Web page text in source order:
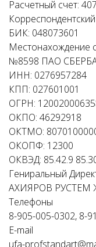
Расчетный счет:
БИК: 048073601
№8598 ПАО
ИНН: 0276957284
КПП: 027601001
ОГРН:
ОКПО: 46292918
ОКТМО:
ОКОПФ: 12300
ОКВЭД: 85.42.9
Гениральный
АХИЯРОВ РУСТЕМ
Телефоны
8-905-005-0302, 8-
E-mail
ufa-